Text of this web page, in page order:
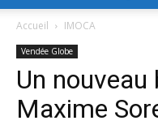
Accueil IMOCA
Vendée Globe
Un
Maxime